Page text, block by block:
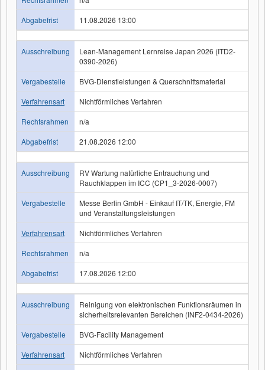
Abgabefrist
11.08.2026 13:00
Ausschreibung
Lean-Management Lernreise Japan 2026 (ITD2-
0390-2026)
Vergabestelle
BVG-Dienstleistungen & Querschnittsmaterial
Verfahrensart
Nichtförmliches Verfahren
Rechtsrahmen
n/a
Abgabefrist
21.08.2026 12:00
Ausschreibung
RV Wartung natürliche Entrauchung und
Rauchklappen im ICC (CP1_3-2026-0007)
Vergabestelle
Messe Berlin GmbH - Einkauf IT/TK, Energie, FM
und Veranstaltungsleistungen
Verfahrensart
Nichtförmliches Verfahren
Rechtsrahmen
n/a
Abgabefrist
17.08.2026 12:00
Ausschreibung
Reinigung von elektronischen Funktionsräumen in
sicherheitsrelevanten Bereichen (INF2-0434-2026)
Vergabestelle
BVG-Facility Management
Verfahrensart
Nichtförmliches Verfahren